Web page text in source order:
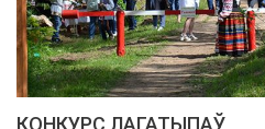
КОНКУРС ЛАГАТЫПАЎ